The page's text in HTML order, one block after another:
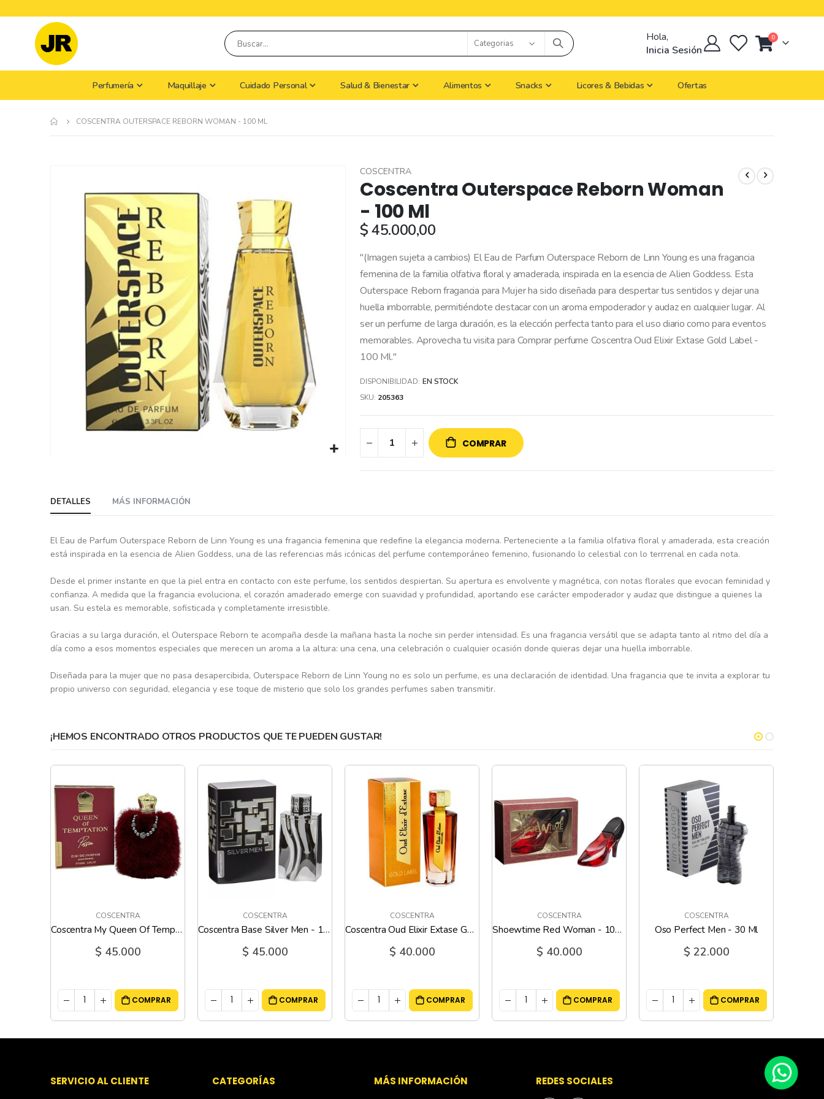
Hola,
Inicia Sesión
Cart
0artículos
Perfumería Maquillaje Cuidado Personal Salud & Bienestar Alimentos Snacks Licores & Bebidas Ofertas
COSCENTRA OUTERSPACE REBORN WOMAN - 100 ML
beginning
of
images
gallery
Coscentra Outerspace Reborn Woman
- 100 Ml
COSCENTRA
$ 45.000,00
"(Imagen sujeta a cambios) El Eau de Parfum Outerspace Reborn de Linn Young es una fragancia
femenina de la familia olfativa floral y amaderada, inspirada en la esencia de Alien Goddess. Esta
Outerspace Reborn fragancia para Mujer ha sido diseñada para despertar tus sentidos y dejar una
huella imborrable, permitiéndote destacar con un aroma empoderador y audaz en cualquier lugar. Al
ser un perfume de larga duración, es la elección perfecta tanto para el uso diario como para eventos
memorables. Aprovecha tu visita para Comprar perfume Coscentra Oud Elixir Extase Gold Label -
100 Ml."
DISPONIBILIDAD: EN STOCK
SKU 205363
COMPRAR
DETALLES
El Eau de Parfum Outerspace Reborn de Linn Young es una fragancia femenina que redefine la elegancia moderna. Perteneciente a la familia olfativa floral y amaderada, esta creación
está inspirada en la esencia de Alien Goddess, una de las referencias más icónicas del perfume contemporáneo femenino, fusionando lo celestial con lo terrrenal en cada nota.
Desde el primer instante en que la piel entra en contacto con este perfume, los sentidos despiertan. Su apertura es envolvente y magnética, con notas florales que evocan feminidad y
confianza. A medida que la fragancia evoluciona, el corazón amaderado emerge con suavidad y profundidad, aportando ese carácter empoderador y audaz que distingue a quienes la
usan. Su estela es memorable, sofisticada y completamente irresistible.
Gracias a su larga duración, el Outerspace Reborn te acompaña desde la mañana hasta la noche sin perder intensidad. Es una fragancia versátil que se adapta tanto al ritmo del día a
día como a esos momentos especiales que merecen un aroma a la altura: una cena, una celebración o cualquier ocasión donde quieras dejar una huella imborrable.
Diseñada para la mujer que no pasa desapercibida, Outerspace Reborn de Linn Young no es solo un perfume, es una declaración de identidad. Una fragancia que te invita a explorar tu
propio universo con seguridad, elegancia y ese toque de misterio que solo los grandes perfumes saben transmitir.
MÁS INFORMACIÓN
¡HEMOS ENCONTRADO OTROS PRODUCTOS QUE TE PUEDEN GUSTAR!
COSCENTRA
Coscentra My Queen Of Temptation Passion - 100 Ml
$ 45.000
COMPRAR
COSCENTRA
Coscentra Base Silver Men - 100 Ml
$ 45.000
COMPRAR
COSCENTRA
Coscentra Oud Elixir Extase Gold Label - 100 Ml
$ 40.000
COMPRAR
COSCENTRA
Shoewtime Red Woman - 100 Ml
$ 40.000
COMPRAR
COSCENTRA
Oso Perfect Men - 30 Ml
$ 22.000
COMPRAR
SERVICIO AL CLIENTE CATEGORÍAS MÁS INFORMACIÓN REDES SOCIALES